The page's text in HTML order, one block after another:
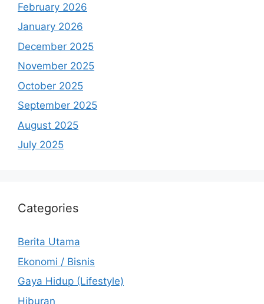
February 2026
January 2026
December 2025
November 2025
October 2025
September 2025
August 2025
July 2025
Categories
Berita Utama
Ekonomi / Bisnis
Gaya Hidup (Lifestyle)
Hiburan